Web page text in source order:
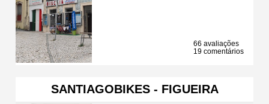
66 avaliações
19 comentários
SANTIAGOBIKES - FIGUEIRA